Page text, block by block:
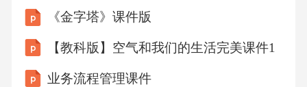
《金字塔》课件版
【教科版】空气和我们的生活完美课件1
业务流程管理课件